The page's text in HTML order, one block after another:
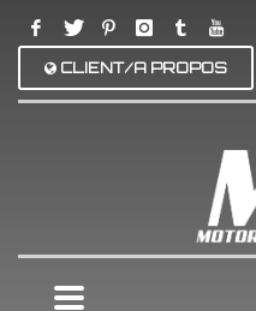
CLIENT/A PROPOS